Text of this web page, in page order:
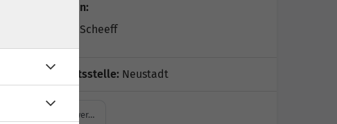
Dozent*in:
Melanie Scheeff
Geschäftsstelle: Neustadt
kultur.wer…